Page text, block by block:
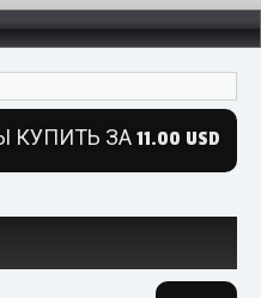
ЗА 11.00 USD